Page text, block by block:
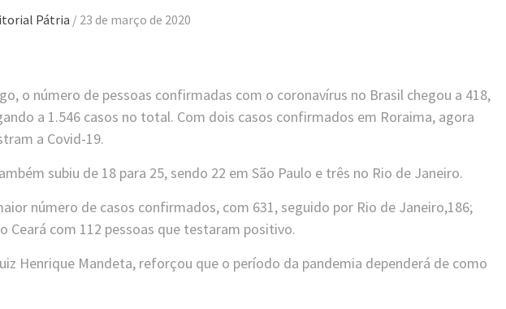
Pátria / 23 de março de 2020
o número de pessoas confirmadas com o coronavírus no Brasil chegou a 418,
a 1.546 casos no total. Com dois casos confirmados em Roraima, agora
a Covid-19.
subiu de 18 para 25, sendo 22 em São Paulo e três no Rio de Janeiro.
número de casos confirmados, com 631, seguido por Rio de Janeiro,186;
Ceará com 112 pessoas que testaram positivo.
Henrique Mandeta, reforçou que o período da pandemia dependerá de como